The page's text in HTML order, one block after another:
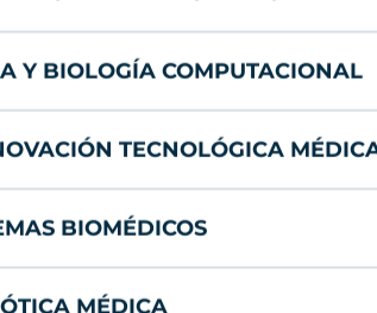
Y BIOLOGÍA COMPUTACIONAL
TECNOLÓGICA MÉDICA
BIOMÉDICOS
MÉDICA